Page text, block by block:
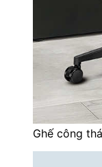
Ghế công